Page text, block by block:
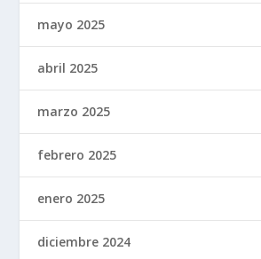
mayo 2025
abril 2025
marzo 2025
febrero 2025
enero 2025
diciembre 2024